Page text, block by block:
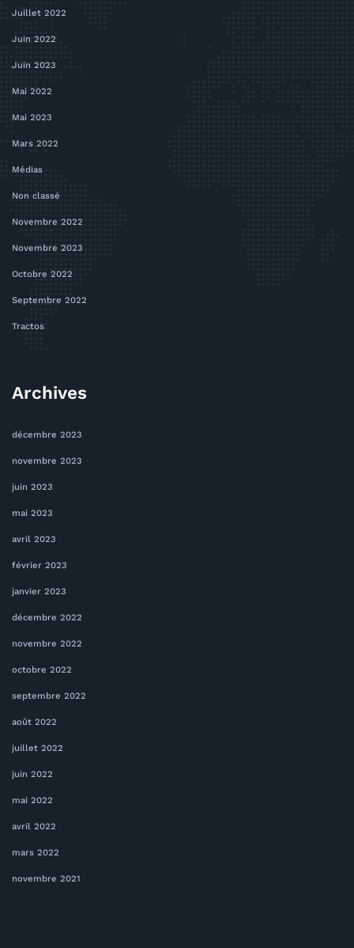
Juillet 2022
Juin 2022
Juin 2023
Mai 2022
Mai 2023
Mars 2022
Médias
Non classé
Novembre 2022
Novembre 2023
Octobre 2022
Septembre 2022
Tractos
Archives
décembre 2023
novembre 2023
juin 2023
mai 2023
avril 2023
février 2023
janvier 2023
décembre 2022
novembre 2022
octobre 2022
septembre 2022
août 2022
juillet 2022
juin 2022
mai 2022
avril 2022
mars 2022
novembre 2021